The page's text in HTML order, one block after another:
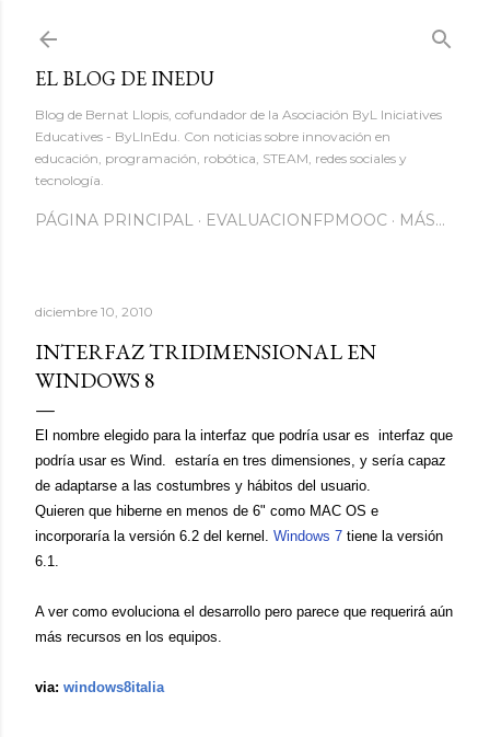
EL BLOG DE INEDU
Blog de Bernat Llopis, cofundador de la Asociación ByL Iniciatives
Educatives - ByLInEdu. Con noticias sobre innovación en
educación, programación, robótica, STEAM, redes sociales y
tecnología.
PÁGINA PRINCIPAL EVALUACIONFPMOOC MÁS…
diciembre 10, 2010
INTERFAZ TRIDIMENSIONAL EN
WINDOWS 8
El nombre elegido para la interfaz que podría usar es interfaz que
podría usar es Wind. estaría en tres dimensiones, y sería capaz
de adaptarse a las costumbres y hábitos del usuario.
Quieren que hiberne en menos de 6" como MAC OS e
incorporaría la versión 6.2 del kernel. Windows 7 tiene la versión
6.1.
A ver como evoluciona el desarrollo pero parece que requerirá aún
más recursos en los equipos.
via: windows8italia